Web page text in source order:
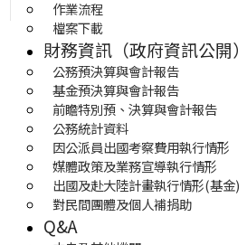
作業流程
檔案下載
財務資訊（政府資訊公開）
公務預決算與會計報告
基金預決算與會計報告
前瞻特別預、決算與會計報告
公務統計資料
因公派員出國考察費用執行情形
媒體政策及業務宣導執行情形
出國及赴大陸計畫執行情形(基金)
對民間團體及個人補捐助
Q&A